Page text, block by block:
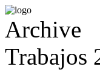
Archive
Trabajos